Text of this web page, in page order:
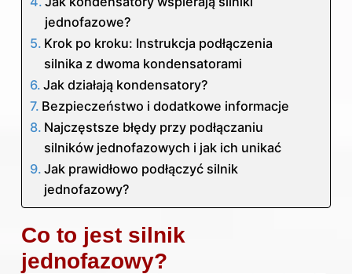
jednofazowe?
Krok po kroku: Instrukcja podłączenia
silnika z dwoma kondensatorami
Jak działają kondensatory?
Bezpieczeństwo i dodatkowe informacje
Najczęstsze błędy przy podłączaniu
silników jednofazowych i jak ich unikać
Jak prawidłowo podłączyć silnik
jednofazowy?
Co to jest silnik
jednofazowy?